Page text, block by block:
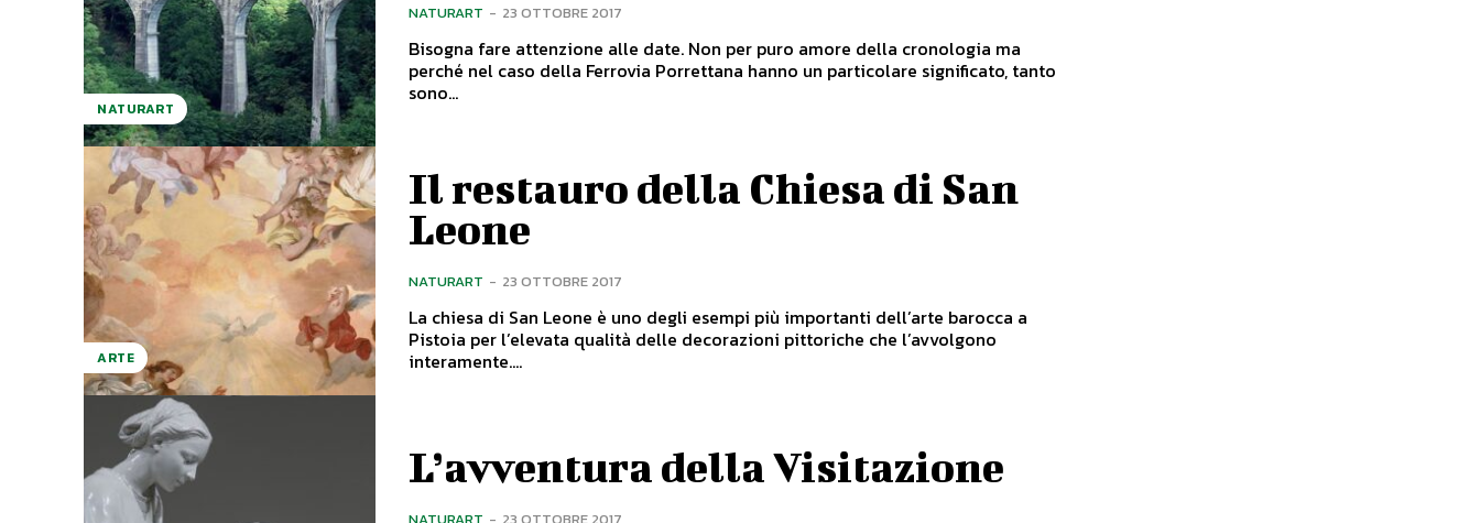
NATURART
NATURART - 23 OTTOBRE 2017
Bisogna fare attenzione alle date. Non per puro amore della cronologia ma
perché nel caso della Ferrovia Porrettana hanno un particolare significato, tanto
sono...
ARTE
Il restauro della Chiesa di San
Leone
NATURART - 23 OTTOBRE 2017
La chiesa di San Leone è uno degli esempi più importanti dell’arte barocca a
Pistoia per l’elevata qualità delle decorazioni pittoriche che l’avvolgono
interamente....
L’avventura della Visitazione